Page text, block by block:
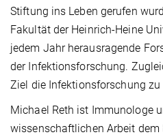
Stiftung ins Leben gerufen
Fakultät der Heinrich-Heine
jedem Jahr herausragende
der Infektionsforschung.
Ziel die Infektionsforschung zu
Michael Reth ist Immunologe
wissenschaftlichen Arbeit dem